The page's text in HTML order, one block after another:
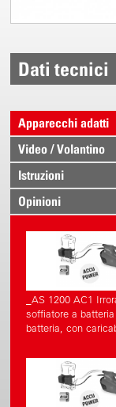
Dati tecnici
Apparecchi adatti
Video / Volantino
Istruzioni
Opinioni
_AS 1200 AC1
soffiatore a
batteria, con